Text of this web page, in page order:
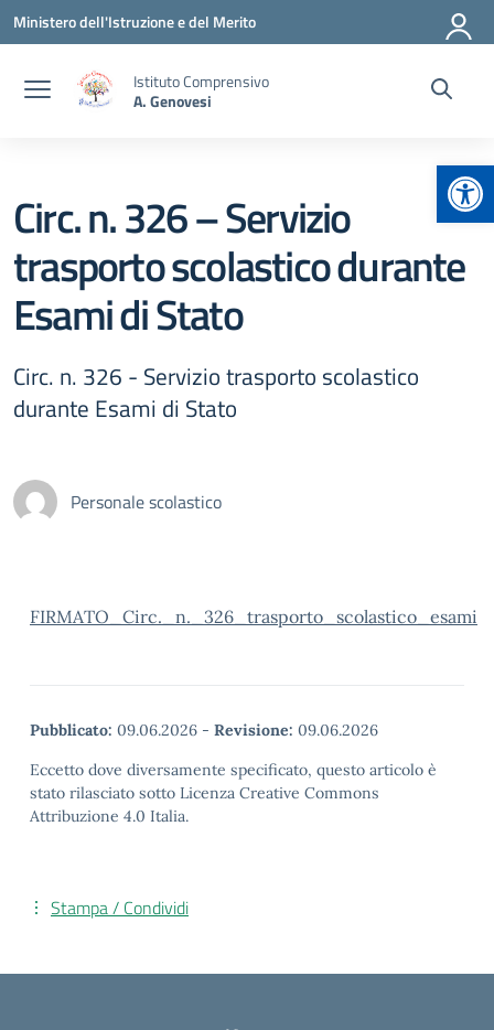
Vai ai contenuti
Vai al menu di navigazione
Vai al footer
Ministero dell'Istruzione e del Merito
Istituto Comprensivo
A. Genovesi
Circ. n. 326 – Servizio
trasporto scolastico durante
Esami di Stato
Circ. n. 326 - Servizio trasporto scolastico
durante Esami di Stato
Personale scolastico
FIRMATO_Circ._n._326_trasporto_scolastico_esami
Pubblicato: 09.06.2026 - Revisione: 09.06.2026
Eccetto dove diversamente specificato, questo articolo è
stato rilasciato sotto Licenza Creative Commons
Attribuzione 4.0 Italia.
Stampa / Condividi